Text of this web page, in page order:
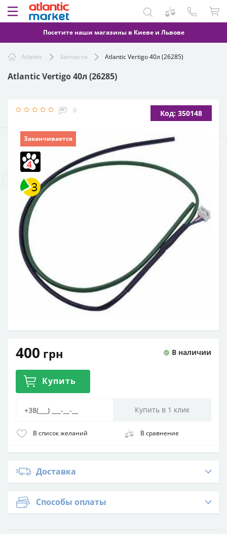
Посетите наши магазины в Киеве и Львове
Atlantic Запчасти Atlantic Vertigo 40л (26285)
Atlantic Vertigo 40л (26285)
0 Код: 350148
Заканчивается
В наличии
400 грн
Купить
В список желаний В сравнение
Доставка
Способы оплаты